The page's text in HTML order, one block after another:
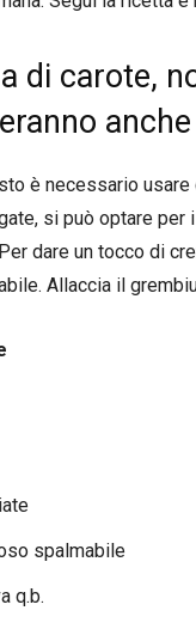
di carote,
è necessario
si può optare
dare un tocco di
Allaccia il
spalmabile
q.b.